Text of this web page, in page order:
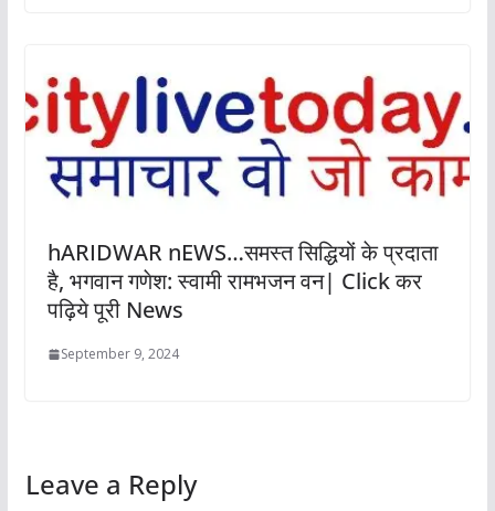
hARIDWAR nEWS…समस्त सिद्धियों के प्रदाता
है, भगवान गणेश: स्वामी रामभजन वन| Click कर
पढ़िये पूरी News
September 9, 2024
Leave a Reply